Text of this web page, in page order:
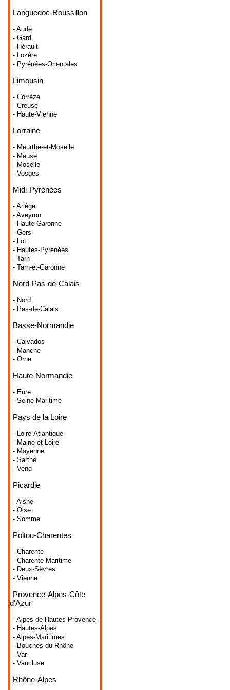
Languedoc-Roussillon
- Aude
- Gard
- Hérault
- Lozère
- Pyrénées-Orientales
Limousin
- Corrèze
- Creuse
- Haute-Vienne
Lorraine
- Meurthe-et-Moselle
- Meuse
- Moselle
- Vosges
Midi-Pyrénées
- Ariège
- Aveyron
- Haute-Garonne
- Gers
- Lot
- Hautes-Pyrénées
- Tarn
- Tarn-et-Garonne
Nord-Pas-de-Calais
- Nord
- Pas-de-Calais
Basse-Normandie
- Calvados
- Manche
- Orne
Haute-Normandie
- Eure
- Seine-Maritime
Pays de la Loire
- Loire-Atlantique
- Maine-et-Loire
- Mayenne
- Sarthe
- Vend
Picardie
- Aisne
- Oise
- Somme
Poitou-Charentes
- Charente
- Charente-Maritime
- Deux-Sèvres
- Vienne
Provence-Alpes-Côte
d'Azur
- Alpes de Hautes-Provence
- Hautes-Alpes
- Alpes-Maritimes
- Bouches-du-Rhône
- Var
- Vaucluse
Rhône-Alpes